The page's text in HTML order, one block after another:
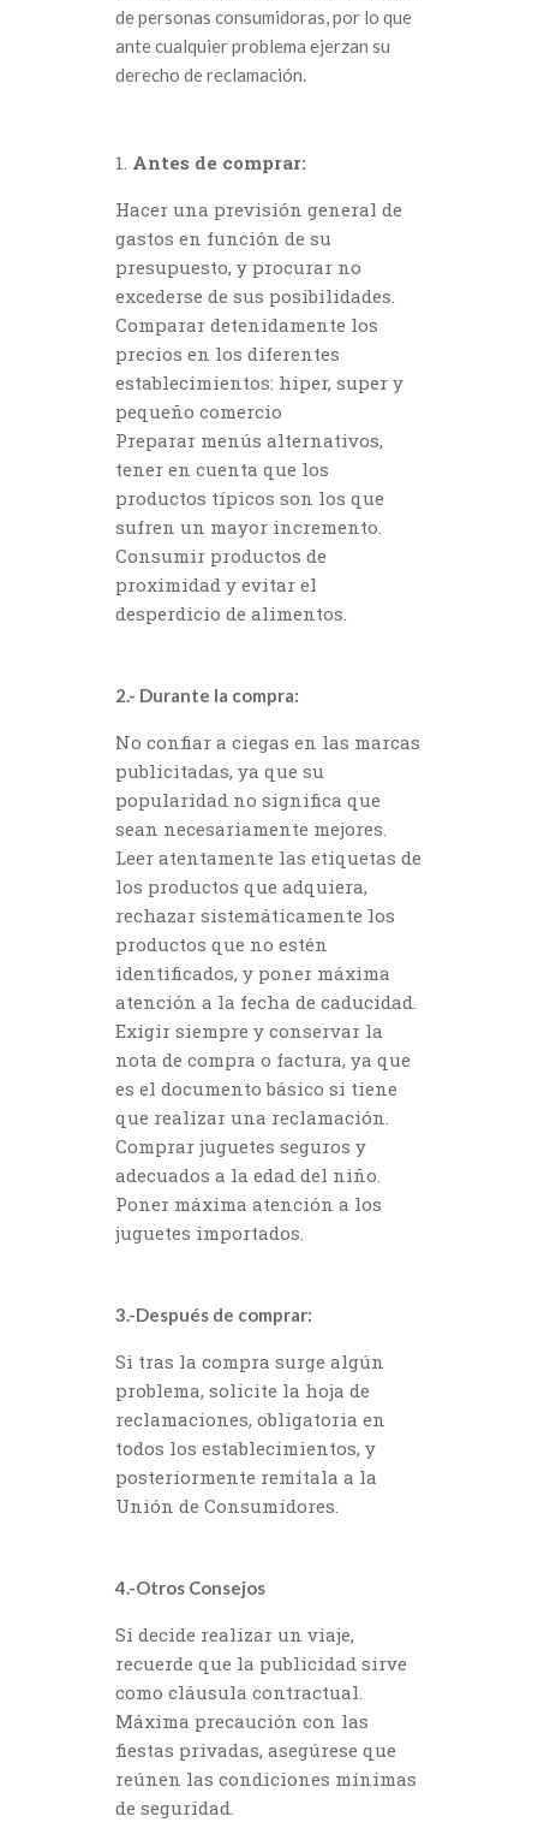
de personas consumidoras, por lo que
ante cualquier problema ejerzan su
derecho de reclamación.
Antes de comprar:
Hacer una previsión general de
gastos en función de su
presupuesto, y procurar no
excederse de sus posibilidades.
Comparar detenidamente los
precios en los diferentes
establecimientos: hiper, super y
pequeño comercio
Preparar menús alternativos,
tener en cuenta que los
productos típicos son los que
sufren un mayor incremento.
Consumir productos de
proximidad y evitar el
desperdicio de alimentos.
2.- Durante la compra:
No confiar a ciegas en las marcas
publicitadas, ya que su
popularidad no significa que
sean necesariamente mejores.
Leer atentamente las etiquetas de
los productos que adquiera,
rechazar sistemáticamente los
productos que no estén
identificados, y poner máxima
atención a la fecha de caducidad.
Exigir siempre y conservar la
nota de compra o factura, ya que
es el documento básico si tiene
que realizar una reclamación.
Comprar juguetes seguros y
adecuados a la edad del niño.
Poner máxima atención a los
juguetes importados.
3.-Después de comprar:
Si tras la compra surge algún
problema, solicite la hoja de
reclamaciones, obligatoria en
todos los establecimientos, y
posteriormente remítala a la
Unión de Consumidores.
4.-Otros Consejos
Si decide realizar un viaje,
recuerde que la publicidad sirve
como cláusula contractual.
Máxima precaución con las
fiestas privadas, asegúrese que
reúnen las condiciones mínimas
de seguridad.